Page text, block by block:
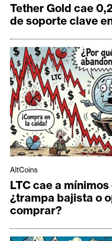
Tether Gold cae
de soporte clave
AltCoins
LTC cae a
¿trampa bajista o
comprar?